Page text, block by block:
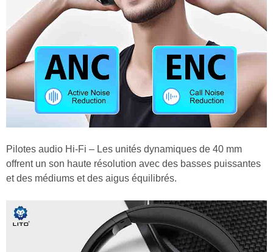
Pilotes audio Hi-Fi – Les unités dynamiques de 40 mm
offrent un son haute résolution avec des basses puissantes
et des médiums et des aigus équilibrés.